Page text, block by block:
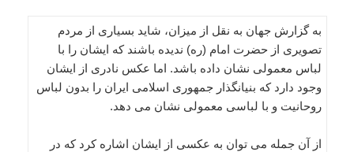
به گزارش جهان به نقل از میزان، شاید بسیاری از مردم
تصویری از حضرت امام (ره) ندیده باشند که ایشان را با
لباس معمولی نشان داده باشد. اما عکس نادری از ایشان
وجود دارد که بنیانگذار جمهوری اسلامی ایران را بدون لباس
روحانیت و با لباسی معمولی نشان می دهد.
از آن جمله می توان به عکسی از ایشان اشاره کرد که در